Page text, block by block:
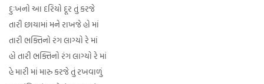
દુઃખનો આ દરિયો દૂર તું કરજે
તારી છાયામાં મને રાખજે હો માં
તારી ભક્તિનો રંગ લાગ્યો રે માં
હો તારી ભક્તિનો રંગ લાગ્યો રે માં
હે મારી માં મારુ કરજે તું રખવાળું